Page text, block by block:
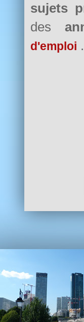
sujets
des
d'emploi